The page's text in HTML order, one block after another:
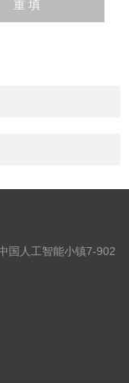
国人工智能小镇7-902